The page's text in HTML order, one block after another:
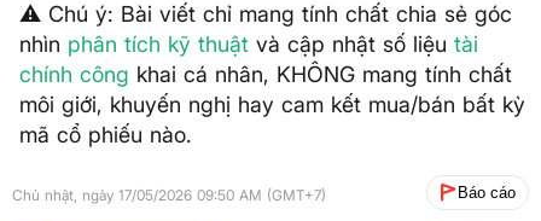
⚠️ Chú ý: Bài viết chỉ mang tính chất chia sẻ góc
nhìn phân tích kỹ thuật và cập nhật số liệu tài
chính công khai cá nhân, KHÔNG mang tính chất
môi giới, khuyến nghị hay cam kết mua/bán bất kỳ
mã cổ phiếu nào.
Chủ nhật, ngày 17/05/2026 09:50 AM (GMT+7) Báo cáo